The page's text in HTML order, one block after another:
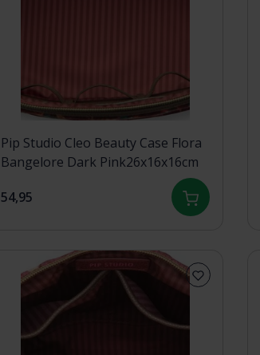
Pip Studio Cleo Beauty Case Flora
Bangelore Dark Pink26x16x16cm
54,95